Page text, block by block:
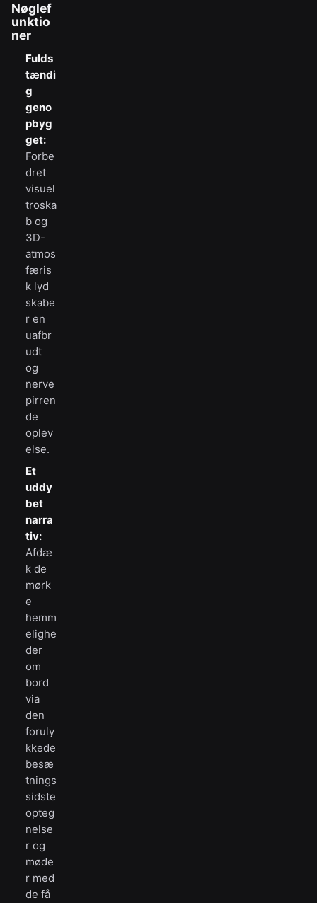
Nøglef
unktio
ner
Fulds
tændi
g
geno
pbyg
get:
Forbe
dret
visuel
troska
b og
3D-
atmos
færis
k lyd
skabe
r en
uafbr
udt
og
nerve
pirren
de
oplev
else.
Et
uddy
bet
narra
tiv:
Afdæ
k de
mørk
e
hemm
elighe
der
om
bord
via
den
foruly
kkede
besæ
tnings
sidste
opteg
nelse
r og
møde
r med
de få